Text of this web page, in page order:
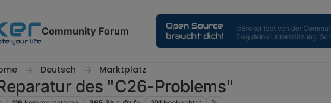
Community Forum
Deutsch Marktplatz
des "C26-Problems"